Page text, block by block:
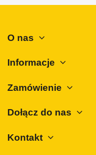
Porsche
SAAB
O nas
Informacje
Zamówienie
Dołącz do nas
Kontakt